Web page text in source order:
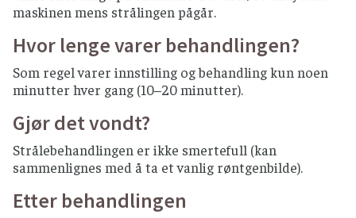
maskinen mens strålingen pågår.
Hvor lenge varer behandlingen?
Som regel varer innstilling og behandling kun noen
minutter hver gang (10–20 minutter).
Gjør det vondt?
Strålebehandlingen er ikke smertefull (kan
sammenlignes med å ta et vanlig røntgenbilde).
Etter behandlingen